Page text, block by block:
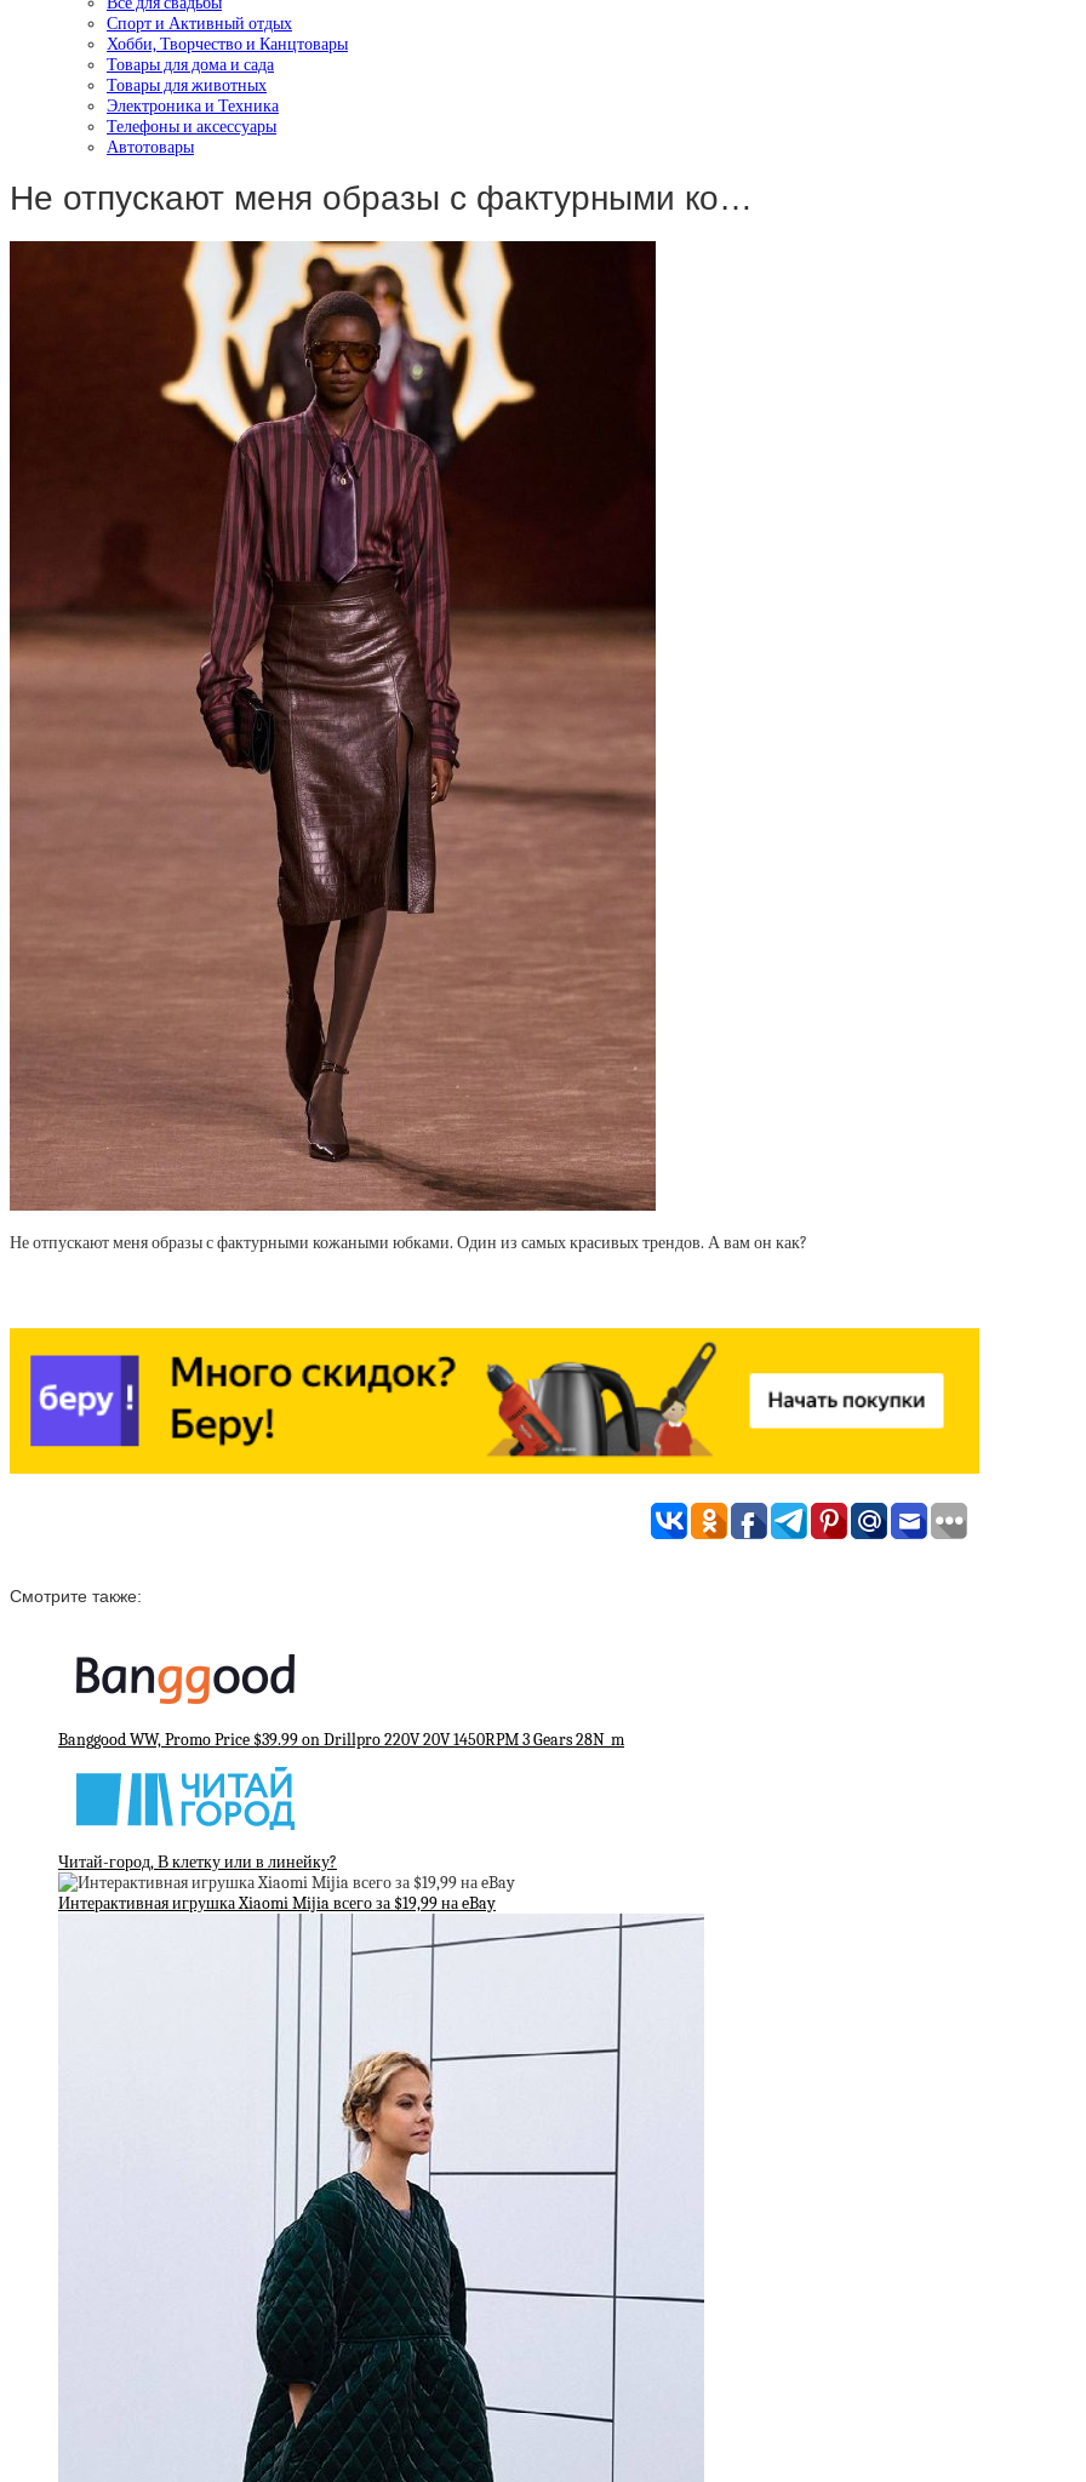
Спорт и Активный отдых
Хобби, Творчество и Канцтовары
Товары для дома и сада
Товары для животных
Электроника и Техника
Телефоны и аксессуары
Автотовары
Не отпускают меня образы с фактурными ко…
Не отпускают меня образы с фактурными кожаными юбками. Один из самых красивых трендов. А вам он как?
Смотрите также:
Banggood WW, Promo Price $39.99 on Drillpro 220V 20V 1450RPM 3 Gears 28N_m
Читай-город, В клетку или в линейку?
Интерактивная игрушка Xiaomi Mijia всего за $19,99 на eBay